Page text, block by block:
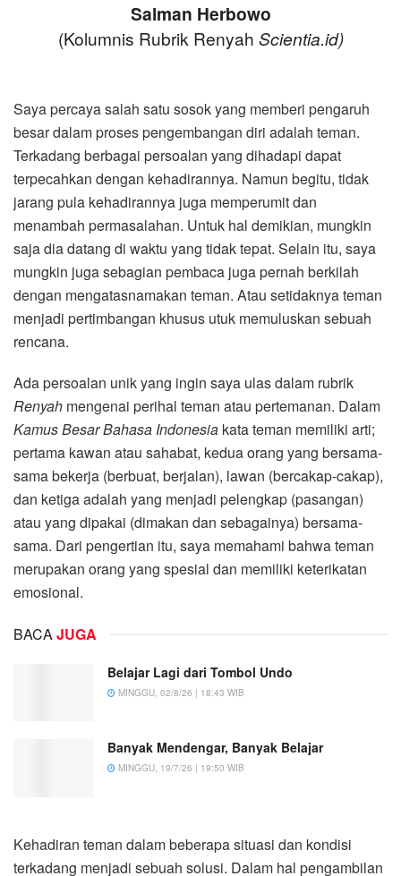
Salman Herbowo
(Kolumnis Rubrik Renyah Scientia.id)
Saya percaya salah satu sosok yang memberi pengaruh
besar dalam proses pengembangan diri adalah teman.
Terkadang berbagai persoalan yang dihadapi dapat
terpecahkan dengan kehadirannya. Namun begitu, tidak
jarang pula kehadirannya juga memperumit dan
menambah permasalahan. Untuk hal demikian, mungkin
saja dia datang di waktu yang tidak tepat. Selain itu, saya
mungkin juga sebagian pembaca juga pernah berkilah
dengan mengatasnamakan teman. Atau setidaknya teman
menjadi pertimbangan khusus utuk memuluskan sebuah
rencana.
Ada persoalan unik yang ingin saya ulas dalam rubrik
Renyah mengenai perihal teman atau pertemanan. Dalam
Kamus Besar Bahasa Indonesia kata teman memiliki arti;
pertama kawan atau sahabat, kedua orang yang bersama-
sama bekerja (berbuat, berjalan), lawan (bercakap-cakap),
dan ketiga adalah yang menjadi pelengkap (pasangan)
atau yang dipakai (dimakan dan sebagainya) bersama-
sama. Dari pengertian itu, saya memahami bahwa teman
merupakan orang yang spesial dan memiliki keterikatan
emosional.
BACAJUGA
Belajar Lagi dari Tombol Undo
MINGGU, 02/8/26 | 18:43 WIB
Banyak Mendengar, Banyak Belajar
MINGGU, 19/7/26 | 19:50 WIB
Kehadiran teman dalam beberapa situasi dan kondisi
terkadang menjadi sebuah solusi. Dalam hal pengambilan